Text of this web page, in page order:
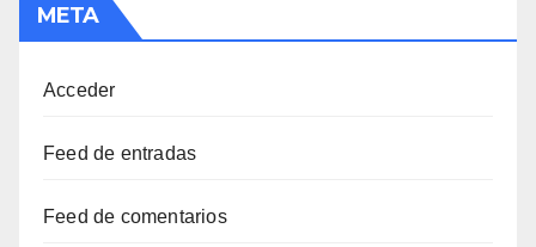
META
Acceder
Feed de entradas
Feed de comentarios